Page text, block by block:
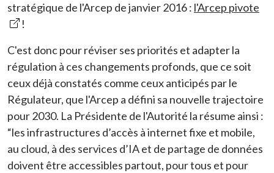
stratégique de l'Arcep de janvier 2016 : l'Arcep pivote
!
C'est donc pour réviser ses priorités et adapter la
régulation à ces changements profonds, que ce soit
ceux déjà constatés comme ceux anticipés par le
Régulateur, que l'Arcep a défini sa nouvelle trajectoire
pour 2030. La Présidente de l'Autorité la résume ainsi :
“les infrastructures d’accès à internet fixe et mobile,
au cloud, à des services d’IA et de partage de données
doivent être accessibles partout, pour tous et pour